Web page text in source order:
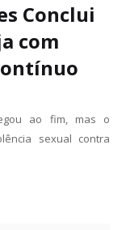
Conclui
com
ao fim, mas o
sexual contra